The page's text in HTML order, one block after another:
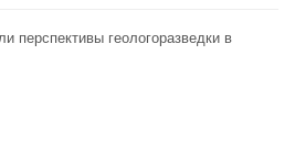
перспективы геологоразведки в